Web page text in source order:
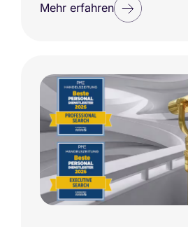
Mehr erfahren